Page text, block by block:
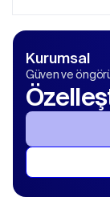
Kurumsal
Güven ve